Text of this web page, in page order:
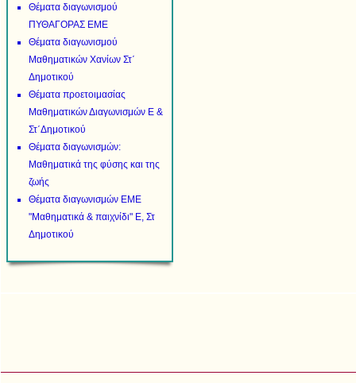
Θέματα διαγωνισμού
ΠΥΘΑΓΟΡΑΣ ΕΜΕ
Θέματα διαγωνισμού
Μαθηματικών Χανίων Στ΄
Δημοτικού
Θέματα προετοιμασίας
Μαθηματικών Διαγωνισμών Ε &
Στ΄Δημοτικού
Θέματα διαγωνισμών:
Μαθηματικά της φύσης και της
ζωής
Θέματα διαγωνισμών ΕΜΕ
"Μαθηματικά & παιχνίδι" Ε, Στ
Δημοτικού